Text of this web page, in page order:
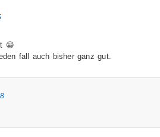
😀
fall auch bisher ganz gut.